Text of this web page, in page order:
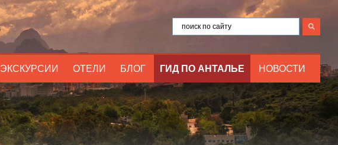
ЭКСКУРСИИ ОТЕЛИ БЛОГ ГИД ПО АНТАЛЬЕ НОВОСТИ